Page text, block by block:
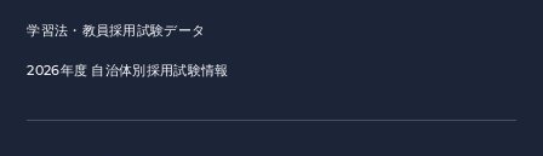
学習法・教員採用試験データ
2026年度 自治体別採用試験情報